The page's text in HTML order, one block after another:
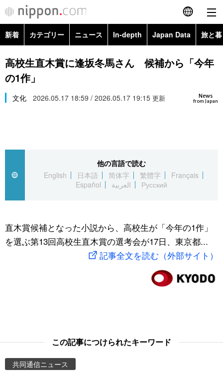
English
简体字
Русский
カテゴリー
経済・ビジネス
国際
文化
トップ
アーカイブ
In-depth
Japan Data
動画/Live
新着 カテゴリー ニュース In-depth Japan Data 旅と
政治・外交
経済・ビジネス
スポーツ・東京2020
Topics
高校生直木賞に逢坂冬馬さん 候補から「今年
の1作」
News
from Japan
文化 2026.05.17 18:59 / 2026.05.17 19:15 更新
他の言語で読む
English
日本語 简体字 繁體字
Français
Español
العربية Русский
直木賞候補となった小説から、高校生が「今年の1作」
を選ぶ第13回高校生直木賞の選考会が17日、東京都...
記事全文を読む（外部サイト）
この記事につけられたキーワード
共同通信ニュース